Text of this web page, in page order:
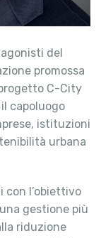
del
promossa
C-City
capoluogo
istituzioni
urbana
con l’obiettivo
gestione più
riduzione